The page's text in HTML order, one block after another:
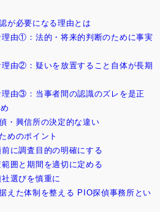
が必要になる理由とは
由①：法的・将来的判断のために事実
由②：疑いを放置すること自体が長期
由③：当事者間の認識のズレを是正
・興信所の決定的な違い
めのポイント
に調査目的の明確にする
囲と期間を適切に定める
選びを慎重に
えた体制を整える PIO探偵事務所とい